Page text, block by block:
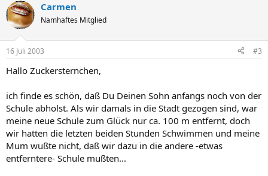
Carmen
Namhaftes Mitglied
16 Juli 2003 #3
Hallo Zuckersternchen,
ich finde es schön, daß Du Deinen Sohn anfangs noch von der
Schule abholst. Als wir damals in die Stadt gezogen sind, war
meine neue Schule zum Glück nur ca. 100 m entfernt, doch
wir hatten die letzten beiden Stunden Schwimmen und meine
Mum wußte nicht, daß wir dazu in die andere -etwas
entferntere- Schule mußten...